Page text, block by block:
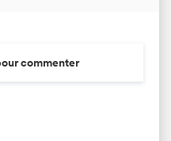
commenter